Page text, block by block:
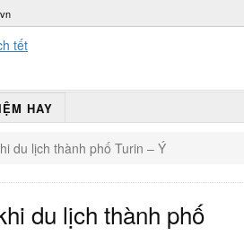
HAY
du lịch thành phố Turin – Ý
du lịch thành phố